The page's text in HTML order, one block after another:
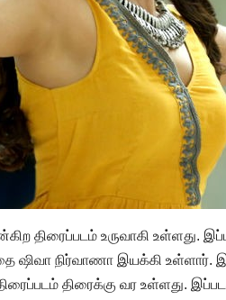
திரைப்படம் உருவாகி உள்ளது.
நிர்வாணா இயக்கி உள்ளார்.
திரைப்படம் திரைக்கு வர உள்ளது.